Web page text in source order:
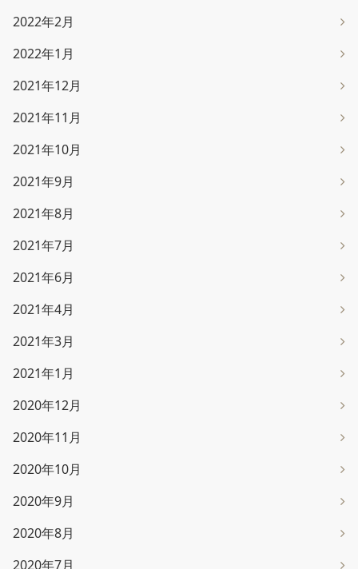
2022年2月
2022年1月
2021年12月
2021年11月
2021年10月
2021年9月
2021年8月
2021年7月
2021年6月
2021年4月
2021年3月
2021年1月
2020年12月
2020年11月
2020年10月
2020年9月
2020年8月
2020年7月